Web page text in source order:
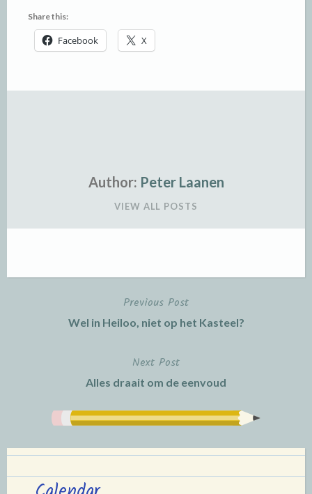
Share this:
Facebook X
Author: Peter Laanen
VIEW ALL POSTS
Previous Post
Wel in Heiloo, niet op het Kasteel?
Next Post
Alles draait om de eenvoud